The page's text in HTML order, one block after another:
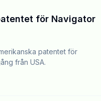
för Navigator
patentet för
från USA.